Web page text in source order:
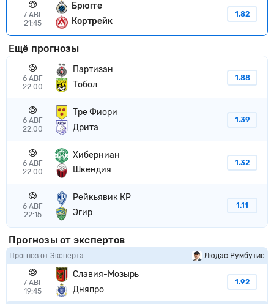
7 АВГ
21:45
Брюгге
Кортрейк
1.82
Ещё прогнозы
6 АВГ
22:00
Партизан
Тобол
1.88
6 АВГ
22:00
Тре Фиори
Дрита
1.39
6 АВГ
22:00
Хиберниан
Шкендия
1.32
6 АВГ
22:15
Рейкьявик КР
Эгир
1.11
Прогнозы от экспертов
Прогноз от Эксперта Людас Румбутис
7 АВГ
19:45
Славия-Мозырь
Дняпро
1.92